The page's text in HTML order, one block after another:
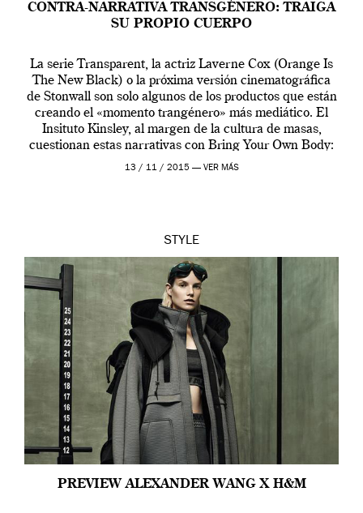
CONTRA-NARRATIVA TRANSGÉNERO: TRAIGA
SU PROPIO CUERPO
La serie Transparent, la actriz Laverne Cox (Orange Is
The New Black) o la próxima versión cinematográfica
de Stonwall son solo algunos de los productos que están
creando el «momento trangénero» más mediático. El
Insituto Kinsley, al margen de la cultura de masas,
cuestionan estas narrativas con Bring Your Own Body:
Transgender Between Archives and Aesthetics (Trae tu
13 / 11 / 2015 — VER MÁS
STYLE
PREVIEW ALEXANDER WANG X H&M